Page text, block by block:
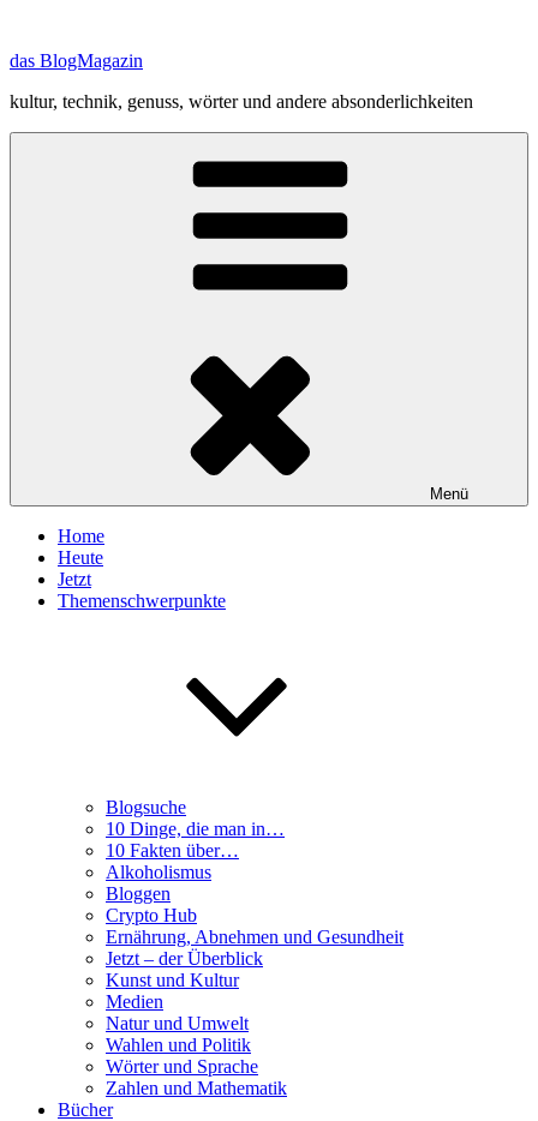
springen
das BlogMagazin
kultur, technik, genuss, wörter und andere absonderlichkeiten
Menü
Home
Heute
Jetzt
Themenschwerpunkte
Blogsuche
10 Dinge, die man in…
10 Fakten über…
Alkoholismus
Bloggen
Crypto Hub
Ernährung, Abnehmen und Gesundheit
Jetzt – der Überblick
Kunst und Kultur
Medien
Natur und Umwelt
Wahlen und Politik
Wörter und Sprache
Zahlen und Mathematik
Bücher